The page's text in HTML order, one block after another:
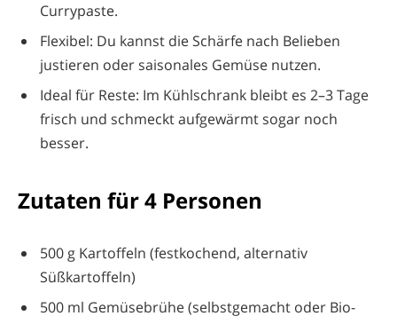
Currypaste.
Flexibel: Du kannst die Schärfe nach Belieben
justieren oder saisonales Gemüse nutzen.
Ideal für Reste: Im Kühlschrank bleibt es 2–3 Tage
frisch und schmeckt aufgewärmt sogar noch
besser.
Zutaten für 4 Personen
500 g Kartoffeln (festkochend, alternativ
Süßkartoffeln)
500 ml Gemüsebrühe (selbstgemacht oder Bio-